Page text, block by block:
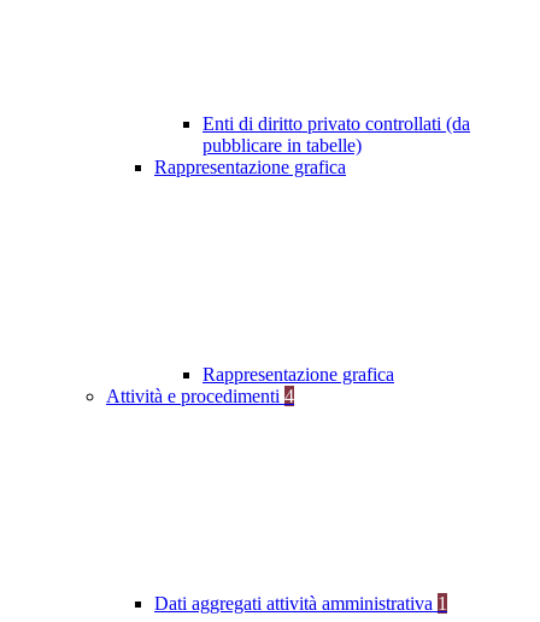
Enti di diritto privato controllati (da
pubblicare in tabelle)
Rappresentazione grafica
Rappresentazione grafica
Attività e procedimenti 4
Dati aggregati attività amministrativa 1